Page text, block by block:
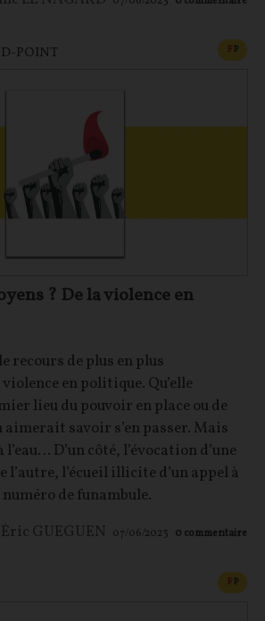
POINT FP
? De la violence en
recours de plus en plus
en politique. Qu’elle
lieu du pouvoir en place ou de
aimerait savoir s’en passer. Mais
D’un côté, l’évocation d’une
l’autre, l’écueil illicite d’un appel à
de funambule.
Éric GUEGUEN 07/06/2023 0 commentaire
FP